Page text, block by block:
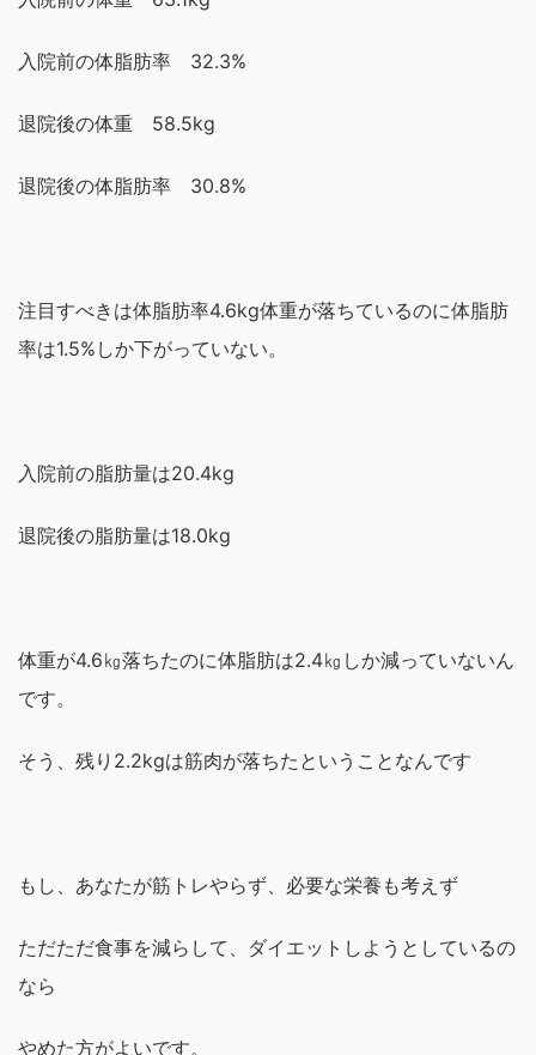
入院前の体脂肪率 32.3%
退院後の体重 58.5kg
退院後の体脂肪率 30.8%
注目すべきは体脂肪率4.6kg体重が落ちているのに体脂肪
率は1.5%しか下がっていない。
入院前の脂肪量は20.4kg
退院後の脂肪量は18.0kg
体重が4.6㎏落ちたのに体脂肪は2.4㎏しか減っていないん
です。
そう、残り2.2kgは筋肉が落ちた ということなんです
もし、あなたが筋トレやらず、必要な栄養も考えず
ただただ食事を減らして、 ダイエットしようとしているの
なら
やめた方がよいです。